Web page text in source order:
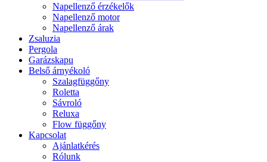
Napellenző érzékelők
Napellenző motor
Napellenző árak
Zsaluzia
Pergola
Garázskapu
Belső árnyékoló
Szalagfüggőny
Roletta
Sávroló
Reluxa
Flow függőny
Kapcsolat
Ajánlatkérés
Rólunk